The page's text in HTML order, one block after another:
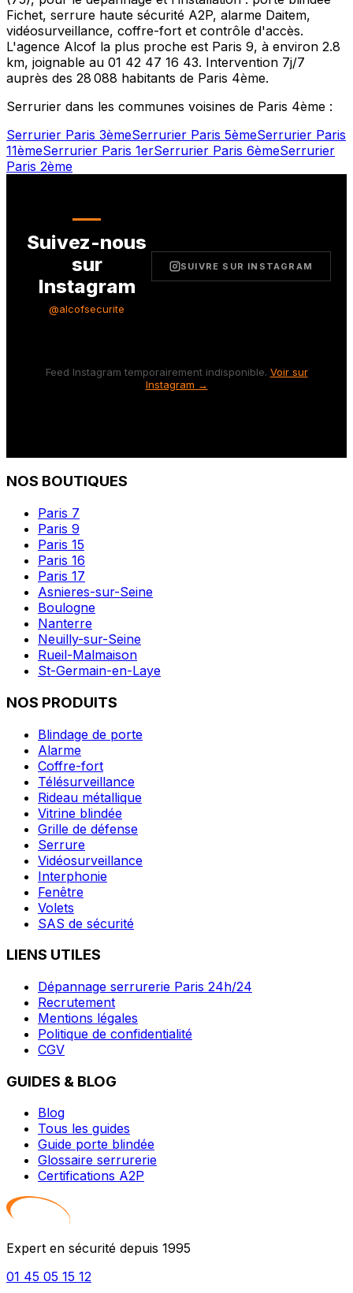
Fichet, serrure haute sécurité A2P, alarme Daitem,
vidéosurveillance, coffre-fort et contrôle d'accès.
L'agence Alcof la plus proche est Paris 9, à environ 2.8
km, joignable au 01 42 47 16 43. Intervention 7j/7
auprès des 28 088 habitants de Paris 4ème.
Serrurier dans les communes voisines de Paris 4ème :
Serrurier Paris 3èmeSerrurier Paris 5èmeSerrurier Paris
11èmeSerrurier Paris 1erSerrurier Paris 6èmeSerrurier
Paris 2ème
Suivez-nous
sur
Instagram
@alcofsecurite
SUIVRE SUR INSTAGRAM
Feed Instagram temporairement indisponible. Voir sur
Instagram →
NOS BOUTIQUES
Paris 7
Paris 9
Paris 15
Paris 16
Paris 17
Asnieres-sur-Seine
Boulogne
Nanterre
Neuilly-sur-Seine
Rueil-Malmaison
St-Germain-en-Laye
NOS PRODUITS
Blindage de porte
Alarme
Coffre-fort
Télésurveillance
Rideau métallique
Vitrine blindée
Grille de défense
Serrure
Vidéosurveillance
Interphonie
Fenêtre
Volets
SAS de sécurité
LIENS UTILES
Dépannage serrurerie Paris 24h/24
Recrutement
Mentions légales
Politique de confidentialité
CGV
GUIDES & BLOG
Blog
Tous les guides
Guide porte blindée
Glossaire serrurerie
Certifications A2P
Expert en sécurité depuis 1995
01 45 05 15 12